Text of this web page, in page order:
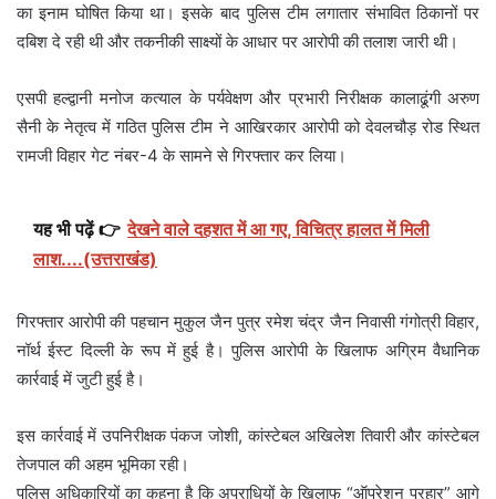
का इनाम घोषित किया था। इसके बाद पुलिस टीम लगातार संभावित ठिकानों पर
दबिश दे रही थी और तकनीकी साक्ष्यों के आधार पर आरोपी की तलाश जारी थी।
एसपी हल्द्वानी मनोज कत्याल के पर्यवेक्षण और प्रभारी निरीक्षक कालाढूंगी अरुण
सैनी के नेतृत्व में गठित पुलिस टीम ने आखिरकार आरोपी को देवलचौड़ रोड स्थित
रामजी विहार गेट नंबर-4 के सामने से गिरफ्तार कर लिया।
यह भी पढ़ें 👉 देखने वाले दहशत में आ गए, विचित्र हालत में मिली
लाश....(उत्तराखंड)
गिरफ्तार आरोपी की पहचान मुकुल जैन पुत्र रमेश चंद्र जैन निवासी गंगोत्री विहार,
नॉर्थ ईस्ट दिल्ली के रूप में हुई है। पुलिस आरोपी के खिलाफ अग्रिम वैधानिक
कार्रवाई में जुटी हुई है।
इस कार्रवाई में उपनिरीक्षक पंकज जोशी, कांस्टेबल अखिलेश तिवारी और कांस्टेबल
तेजपाल की अहम भूमिका रही।
पुलिस अधिकारियों का कहना है कि अपराधियों के खिलाफ “ऑपरेशन प्रहार” आगे